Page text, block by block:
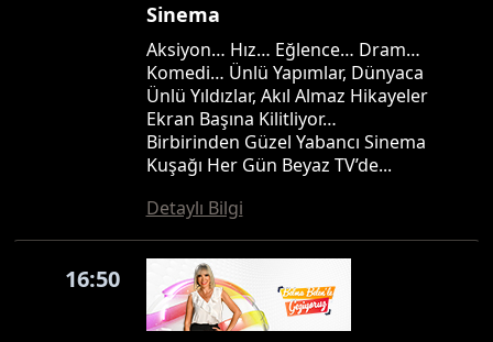
Sinema
Aksiyon… Hız… Eğlence… Dram…
Komedi… Ünlü Yapımlar, Dünyaca
Ünlü Yıldızlar, Akıl Almaz Hikayeler
Ekran Başına Kilitliyor…
Birbirinden Güzel Yabancı Sinema
Kuşağı Her Gün Beyaz TV’de...
Detaylı Bilgi
16:50